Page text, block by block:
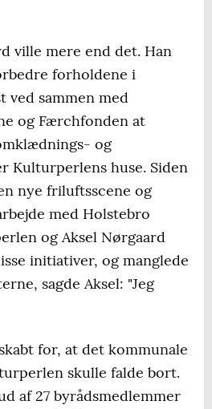
ville mere end det. Han
forholdene i
sammen med
og Færchfonden at
og
Kulturperlens huse. Siden
nye friluftsscene og
med Holstebro
og Aksel Nørgaard
initiativer, og manglede
sagde Aksel: "Jeg
for, at det kommunale
skulle falde bort.
af 27 byrådsmedlemmer